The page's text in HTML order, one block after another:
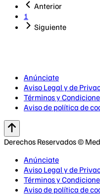
Anterior
1
Siguiente
Anúnciate
Aviso Legal y de
Términos y
Aviso de política de
Derechos Reservados ©
Anúnciate
Aviso Legal y de
Términos y
Aviso de política de